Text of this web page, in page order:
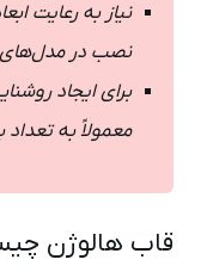
نیاز به رعایت
نصب در مدل‌های
برای ایجاد
معمولاً به
قاب هالوژن